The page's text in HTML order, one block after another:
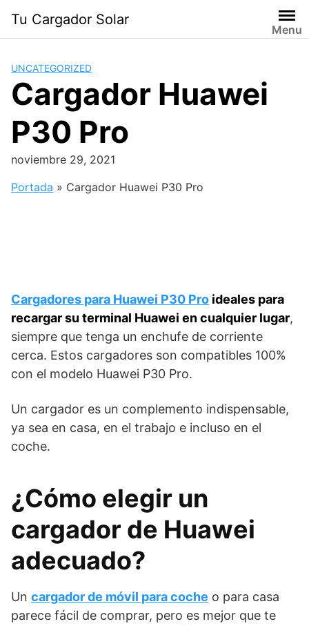
contenido
Tu Cargador Solar
Menu
UNCATEGORIZED
Cargador Huawei
P30 Pro
noviembre 29, 2021
Portada » Cargador Huawei P30 Pro
Cargadores para Huawei P30 Pro ideales para
recargar su terminal Huawei en cualquier lugar,
siempre que tenga un enchufe de corriente
cerca. Estos cargadores son compatibles 100%
con el modelo Huawei P30 Pro.
Un cargador es un complemento indispensable,
ya sea en casa, en el trabajo e incluso en el
coche.
¿Cómo elegir un
cargador de Huawei
adecuado?
Un cargador de móvil para coche o para casa
parece fácil de comprar, pero es mejor que te